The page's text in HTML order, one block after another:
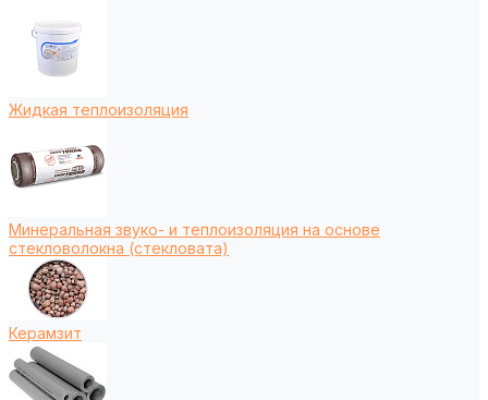
Жидкая теплоизоляция
Минеральная звуко- и теплоизоляция на основе
стекловолокна (стекловата)
Керамзит